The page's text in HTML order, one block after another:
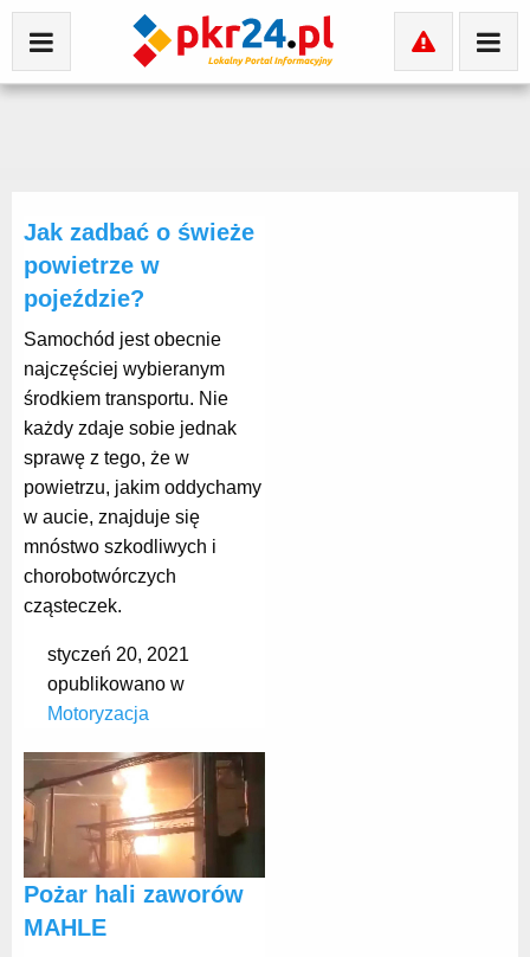
Jak zadbać o świeże
powietrze w
pojeździe?
Samochód jest obecnie
najczęściej wybieranym
środkiem transportu. Nie
każdy zdaje sobie jednak
sprawę z tego, że w
powietrzu, jakim oddychamy
w aucie, znajduje się
mnóstwo szkodliwych i
chorobotwórczych
cząsteczek.
styczeń 20, 2021
opublikowano w
Motoryzacja
Pożar hali zaworów
MAHLE